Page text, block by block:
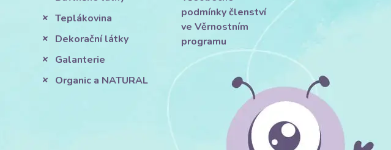
Teplákovina
Dekorační látky
Galanterie
Organic a NATURAL
podmínky členství
ve Věrnostním
programu